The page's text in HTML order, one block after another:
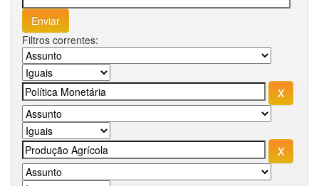
Filtros correntes: